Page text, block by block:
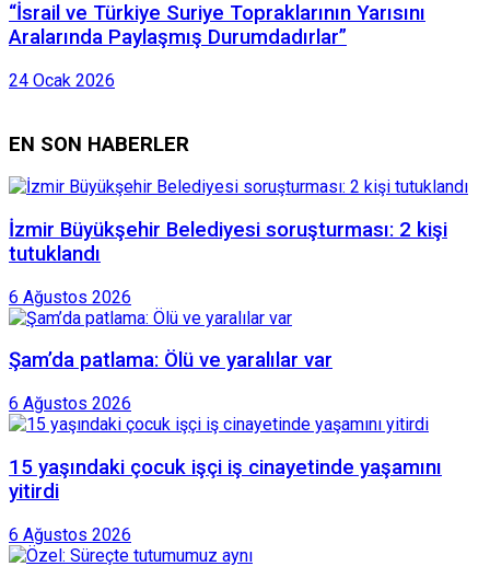
“İsrail ve Türkiye Suriye Topraklarının Yarısını
Aralarında Paylaşmış Durumdadırlar”
24 Ocak 2026
EN SON HABERLER
İzmir Büyükşehir Belediyesi soruşturması: 2 kişi
tutuklandı
6 Ağustos 2026
Şam’da patlama: Ölü ve yaralılar var
6 Ağustos 2026
15 yaşındaki çocuk işçi iş cinayetinde yaşamını
yitirdi
6 Ağustos 2026